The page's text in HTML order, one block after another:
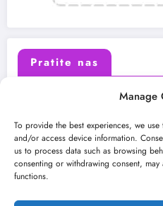
Manage
To provide the best experiences, we
and/or access device information.
us to process data such as browsing
consenting or withdrawing consent, may
functions.
Pratite nas
Instagram